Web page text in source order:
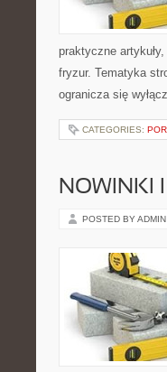
praktyczne
fryzur. Tematyka
ogranicza się
CATEGORIES:
NOWINKI
POSTED BY ADMIN